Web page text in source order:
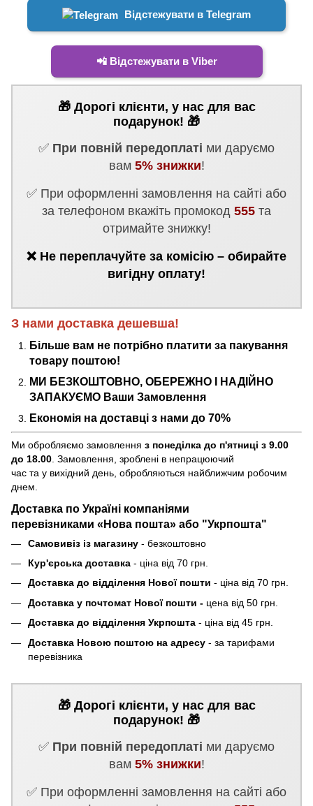
Відстежувати в Telegram
📲 Відстежувати в Viber
🎁 Дорогі клієнти, у нас для вас
подарунок! 🎁
✅ При повній передоплаті ми даруємо
вам 5% знижки!
✅ При оформленні замовлення на сайті або
за телефоном вкажіть промокод 555 та
отримайте знижку!
❌ Не переплачуйте за комісію – обирайте
вигідну оплату!
З нами доставка дешевша!
Більше вам не потрібно платити за пакування
товару поштою!
МИ БЕЗКОШТОВНО, ОБЕРЕЖНО І НАДІЙНО
ЗАПАКУЄМО Ваши Замовлення
Економія на доставці з нами до 70%
Ми обробляємо замовлення з понеділка до п'ятниці з 9.00
до 18.00 . Замовлення, зроблені в непрацюючий
час та у вихідний день, обробляються найближчим робочим
днем.
Доставка по Україні компаніями
перевізниками «Нова пошта» або "Укрпошта"
Самовивіз із магазину - безкоштовно
Кур'єрська доставка - ціна від 70 грн.
Доставка до відділення Нової пошти - ціна від 70 грн.
Доставка у почтомат Нової пошти - цена від 50 грн.
Доставка до відділення Укрпошта - ціна від 45 грн.
Доставка Новою поштою на адресу - за тарифами
перевізника
🎁 Дорогі клієнти, у нас для вас
подарунок! 🎁
✅ При повній передоплаті ми даруємо
вам 5% знижки!
✅ При оформленні замовлення на сайті або